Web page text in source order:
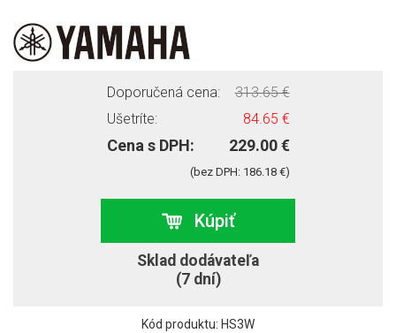
Doporučená cena:
313.65 €
Ušetríte:
84.65 €
Cena s DPH: 229.00 €
(bez DPH: 186.18 €)
Kúpiť
Sklad dodávateľa
(7 dní)
Kód produktu: HS3W